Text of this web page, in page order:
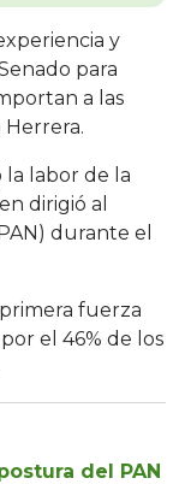
y
para
a las
Herrera.
la labor de la
dirigió al
durante el
fuerza
el 46% de los
del PAN